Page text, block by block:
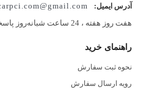
آدرس ایمیل:
هفت روز هفته ، 24 ساعت شبانه‌روز پاسخگوی شما هستیم.
راهنمای خرید
نحوه ثبت سفارش
رویه ارسال سفارش